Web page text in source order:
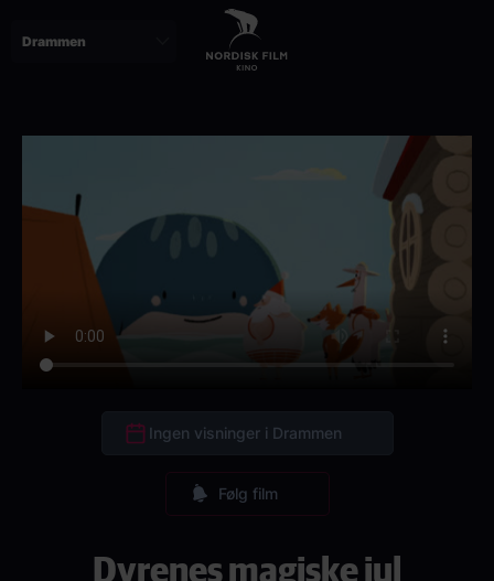
Ingen visninger i Drammen
Følg film
Dyrenes magiske jul